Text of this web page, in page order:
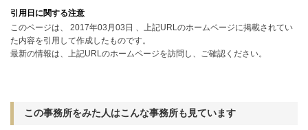
引用日に関する注意
このページは、 2017年03月03日 、上記URLのホームページに掲載されてい
た内容を引用して作成したものです。
最新の情報は、上記URLのホームページを訪問し、ご確認ください。
この事務所をみた人はこんな事務所も見ています